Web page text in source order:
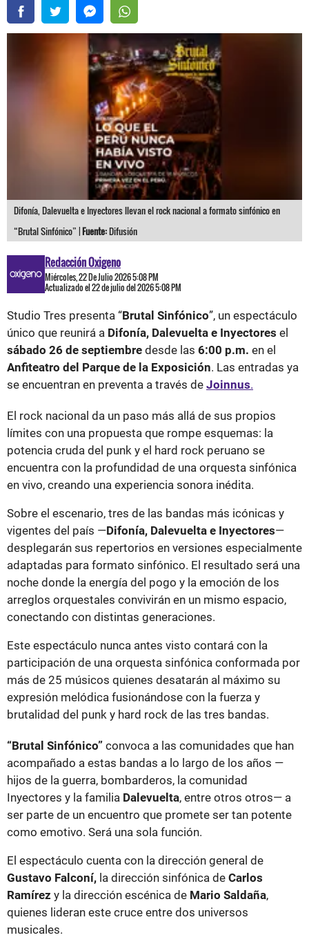
Difonía, Dalevuelta e Inyectores llevan el rock nacional a formato sinfónico en
“Brutal Sinfónico” |Fuente:Difusión
Redacción Oxigeno
Miércoles, 22 De Julio 2026 5:08 PM
Actualizado el 22 de julio del 2026 5:08 PM
Studio Tres presenta “Brutal Sinfónico”, un espectáculo
único que reunirá a Difonía, Dalevuelta e Inyectores el
sábado 26 de septiembre desde las 6:00 p.m. en el
Anfiteatro del Parque de la Exposición. Las entradas ya
se encuentran en preventa a través de Joinnus.
El rock nacional da un paso más allá de sus propios
límites con una propuesta que rompe esquemas: la
potencia cruda del punk y el hard rock peruano se
encuentra con la profundidad de una orquesta sinfónica
en vivo, creando una experiencia sonora inédita.
Sobre el escenario, tres de las bandas más icónicas y
vigentes del país —Difonía, Dalevuelta e Inyectores—
desplegarán sus repertorios en versiones especialmente
adaptadas para formato sinfónico. El resultado será una
noche donde la energía del pogo y la emoción de los
arreglos orquestales convivirán en un mismo espacio,
conectando con distintas generaciones.
Este espectáculo nunca antes visto contará con la
participación de una orquesta sinfónica conformada por
más de 25 músicos quienes desatarán al máximo su
expresión melódica fusionándose con la fuerza y
brutalidad del punk y hard rock de las tres bandas.
“Brutal Sinfónico” convoca a las comunidades que han
acompañado a estas bandas a lo largo de los años —
hijos de la guerra, bombarderos, la comunidad
Inyectores y la familia Dalevuelta, entre otros otros— a
ser parte de un encuentro que promete ser tan potente
como emotivo. Será una sola función.
El espectáculo cuenta con la dirección general de
Gustavo Falconí, la dirección sinfónica de Carlos
Ramírez y la dirección escénica de Mario Saldaña,
quienes lideran este cruce entre dos universos
musicales.